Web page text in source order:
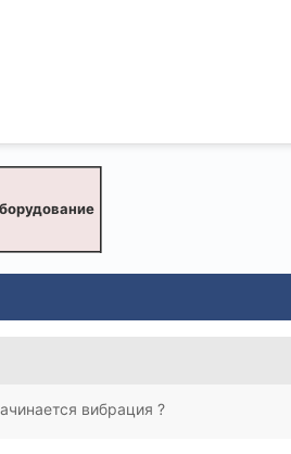
вибрация ?